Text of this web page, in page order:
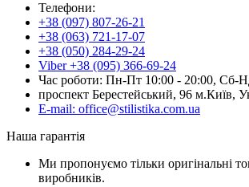
Телефони:
+38 (097) 807-26-21
+38 (063) 721-17-07
+38 (050) 284-29-24
Viber +38 (095) 366-69-24
Час роботи: Пн-Пт 10:00 - 20:00, Сб-
проспект Берестейський, 96 м.Київ,
E-mail: office@stilistika.com.ua
Наша гарантія
Ми пропонуємо тільки оригінальні
виробників.